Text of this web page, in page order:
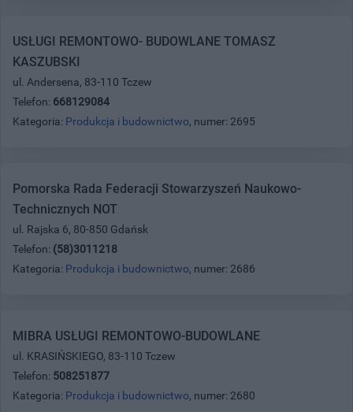
USŁUGI REMONTOWO- BUDOWLANE TOMASZ
KASZUBSKI
ul. Andersena, 83-110 Tczew
Telefon: 668129084
Kategoria: Produkcja i budownictwo, numer: 2695
Pomorska Rada Federacji Stowarzyszeń Naukowo-
Technicznych NOT
ul. Rajska 6, 80-850 Gdańsk
Telefon: (58)3011218
Kategoria: Produkcja i budownictwo, numer: 2686
MIBRA USŁUGI REMONTOWO-BUDOWLANE
ul. KRASIŃSKIEGO, 83-110 Tczew
Telefon: 508251877
Kategoria: Produkcja i budownictwo, numer: 2680